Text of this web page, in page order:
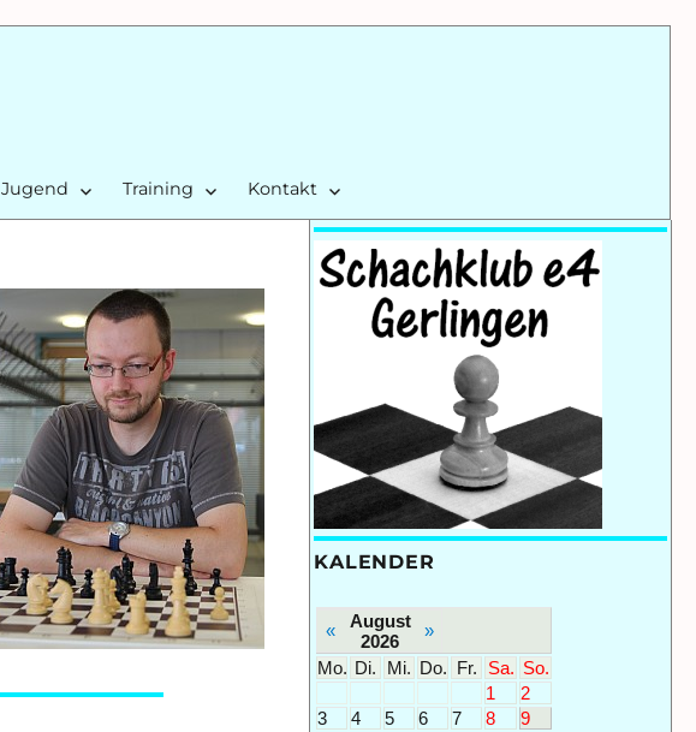
Jugend Training Kontakt
KALENDER
«
August
2026
»
Mo. Di. Mi. Do. Fr. Sa. So.
1
2
3
4 5 6 7 8
9